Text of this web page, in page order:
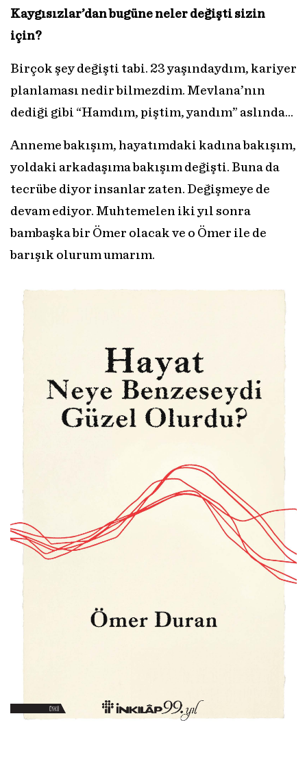
Kaygısızlar’dan bugüne neler değişti sizin
için?
Birçok şey değişti tabi. 23 yaşındaydım, kariyer
planlaması nedir bilmezdim. Mevlana’nın
dediği gibi “Hamdım, piştim, yandım” aslında…
Anneme bakışım, hayatımdaki kadına bakışım,
yoldaki arkadaşıma bakışım değişti. Buna da
tecrübe diyor insanlar zaten. Değişmeye de
devam ediyor. Muhtemelen iki yıl sonra
bambaşka bir Ömer olacak ve o Ömer ile de
barışık olurum umarım.